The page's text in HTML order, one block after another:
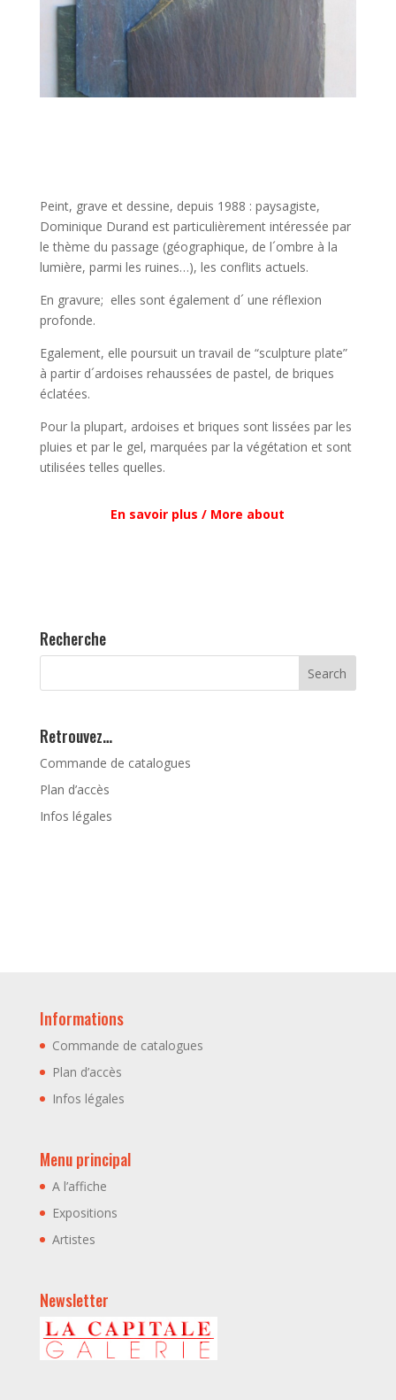
Peint, grave et dessine, depuis 1988 : paysagiste,
Dominique Durand est particulièrement intéressée par
le thème du passage (géographique, de l´ombre à la
lumière, parmi les ruines…), les conflits actuels.
En gravure; elles sont également d´ une réflexion
profonde.
Egalement, elle poursuit un travail de “sculpture plate”
à partir d´ardoises rehaussées de pastel, de briques
éclatées.
Pour la plupart, ardoises et briques sont lissées par les
pluies et par le gel, marquées par la végétation et sont
utilisées telles quelles.
En savoir plus / More about
Recherche
Retrouvez…
Commande de catalogues
Plan d’accès
Infos légales
Informations
Commande de catalogues
Plan d’accès
Infos légales
Menu principal
A l’affiche
Expositions
Artistes
Newsletter